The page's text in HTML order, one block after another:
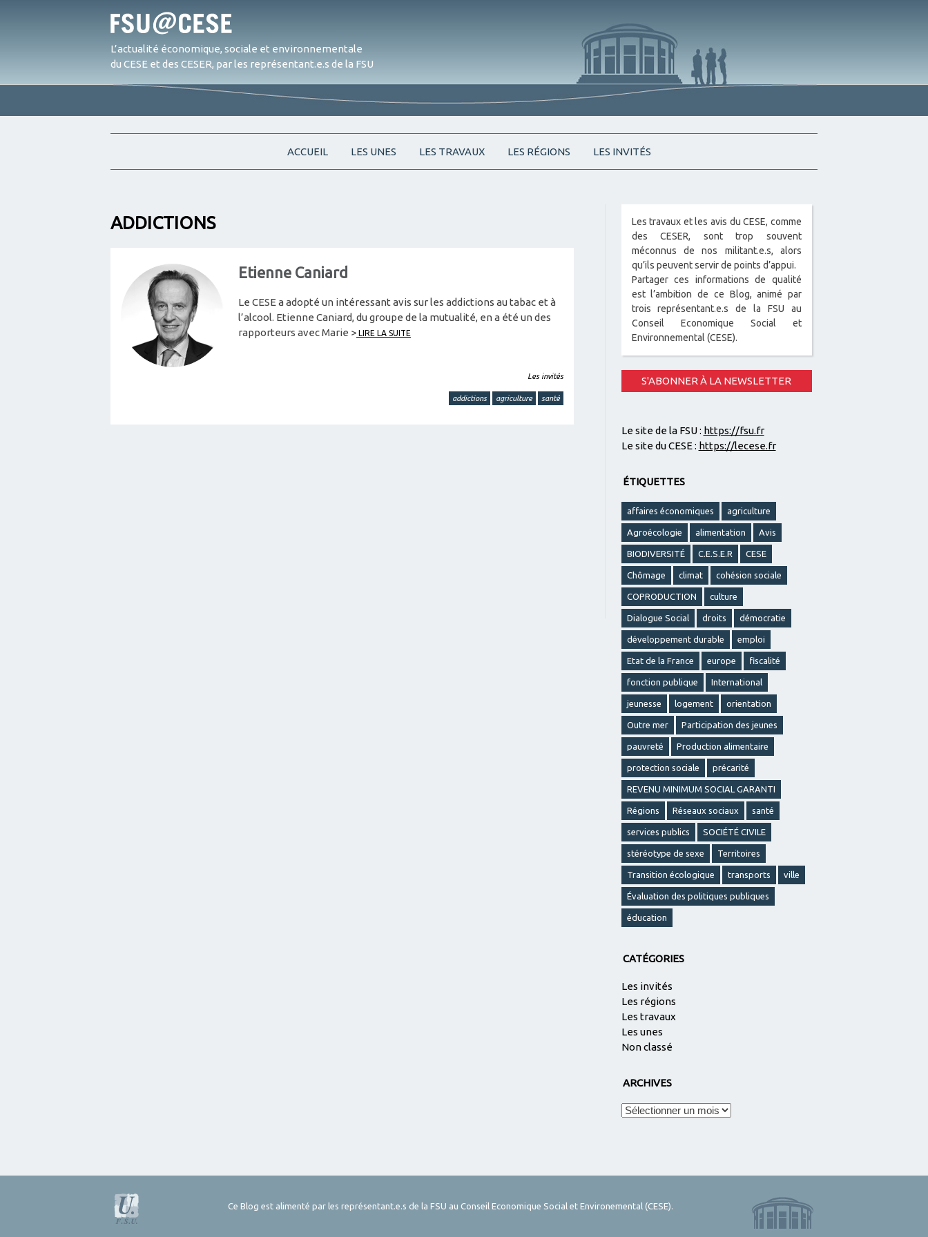
L’actualité économique, sociale et environnementale
du CESE et des CESER, par les représentant.e.s de la FSU
to
ACCUEIL LES UNES LES TRAVAUX LES RÉGIONS LES INVITÉS
ADDICTIONS
Etienne Caniard
Le CESE a adopté un intéressant avis sur les addictions au tabac et à
l’alcool. Etienne Caniard, du groupe de la mutualité, en a été un des
rapporteurs avec Marie > LIRE LA SUITE
Les invités
addictions agriculture santé
Les travaux et les avis du CESE, comme
des CESER, sont trop souvent
méconnus de nos militant.e.s, alors
qu’ils peuvent servir de points d’appui.
Partager ces informations de qualité
est l’ambition de ce Blog, animé par
trois représentant.e.s de la FSU au
Conseil Economique Social et
Environnemental (CESE).
S'ABONNER À LA NEWSLETTER
Le site de la FSU : https://fsu.fr
Le site du CESE : https://lecese.fr
ÉTIQUETTES
affaires économiques agriculture
Agroécologie alimentation Avis
BIODIVERSITÉ C.E.S.E.R CESE
Chômage climat cohésion sociale
COPRODUCTION culture
Dialogue Social droits démocratie
développement durable emploi
Etat de la France europe fiscalité
fonction publique International
jeunesse logement orientation
Outre mer Participation des jeunes
pauvreté Production alimentaire
protection sociale précarité
REVENU MINIMUM SOCIAL GARANTI
Régions Réseaux sociaux santé
services publics SOCIÉTÉ CIVILE
stéréotype de sexe Territoires
Transition écologique transports ville
Évaluation des politiques publiques
éducation
CATÉGORIES
Les invités
Les régions
Les travaux
Les unes
Non classé
ARCHIVES
Archives
Ce Blog est alimenté par les représentant.e.s de la FSU au Conseil Economique Social et Environemental (CESE).